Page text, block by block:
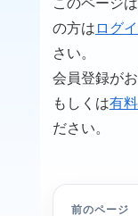
このページ
の方は ログ
さい。
会員登録が
もしくは有
ださい。
前のページ